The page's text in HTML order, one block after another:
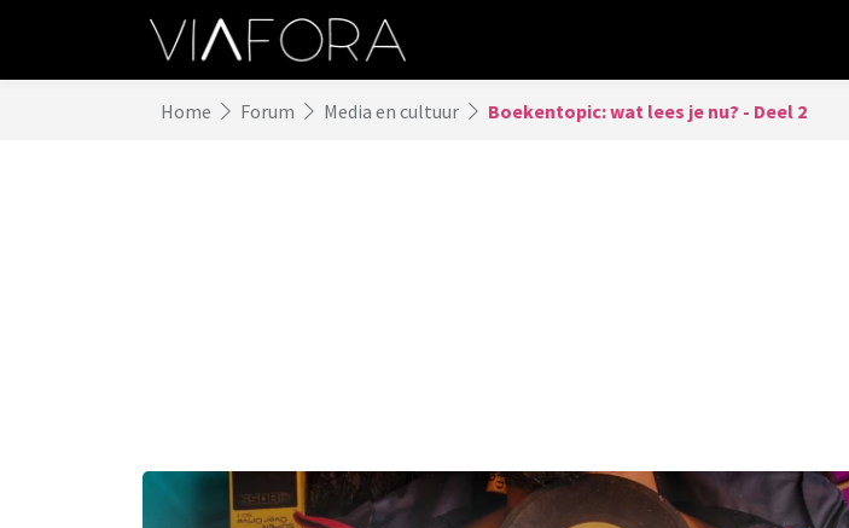
Home Forum Media en cultuur Boekentopic: wat lees je nu? - Deel 2